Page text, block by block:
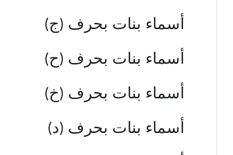
أسماء بنات بحرف (ج)
أسماء بنات بحرف (ح)
أسماء بنات بحرف (خ)
أسماء بنات بحرف (د)